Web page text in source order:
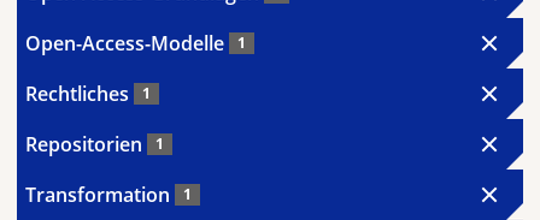
Open-Access-Modelle 1
Rechtliches 1
Repositorien 1
Transformation 1